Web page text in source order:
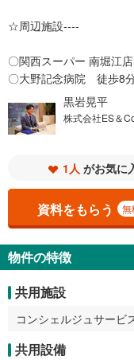
☆周辺施設----
〇関西スーパー 南堀江
〇大野記念病院 徒歩8
黒岩晃平
株式会社ES＆
1人 がお気に
資料をもらう 無
物件の特徴
共用施設
コンシェルジュサービ
共用設備